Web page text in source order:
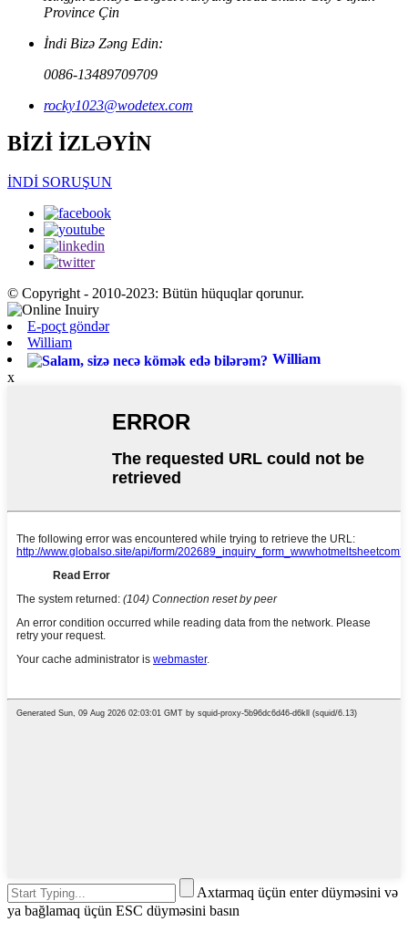
Province Çin
İndi Bizə Zəng Edin:
0086-13489709709
rocky1023@wodetex.com
BİZİ İZLƏYİN
İNDİ SORUŞUN
© Copyright - 2010-2023: Bütün hüquqlar qorunur.
E-poçt göndər
William
William
x
Axtarmaq üçün enter düyməsini və
ya bağlamaq üçün ESC düyməsini basın